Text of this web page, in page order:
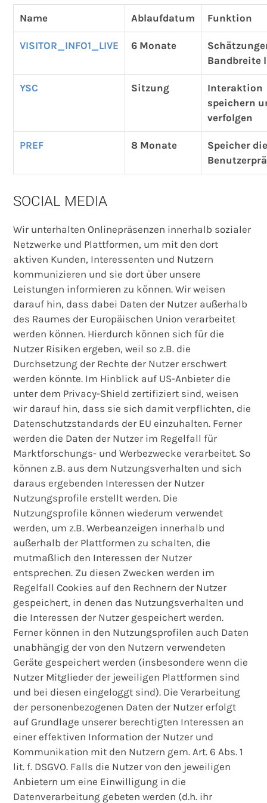
Name Ablaufdatum Funktion
VISITOR_INFO1_LIVE 6 Monate
Bandbreite
YSC Sitzung
Interaktion
speichern
verfolgen
PREF 8 Monate
Speicher
SOCIAL MEDIA
Wir unterhalten Onlinepräsenzen innerhalb sozialer
Netzwerke und Plattformen, um mit den dort
aktiven Kunden, Interessenten und Nutzern
kommunizieren und sie dort über unsere
Leistungen informieren zu können. Wir weisen
darauf hin, dass dabei Daten der Nutzer außerhalb
des Raumes der Europäischen Union verarbeitet
werden können. Hierdurch können sich für die
Nutzer Risiken ergeben, weil so z.B. die
Durchsetzung der Rechte der Nutzer erschwert
werden könnte. Im Hinblick auf US-Anbieter die
unter dem Privacy-Shield zertifiziert sind, weisen
wir darauf hin, dass sie sich damit verpflichten, die
Datenschutzstandards der EU einzuhalten. Ferner
werden die Daten der Nutzer im Regelfall für
Marktforschungs- und Werbezwecke verarbeitet. So
können z.B. aus dem Nutzungsverhalten und sich
daraus ergebenden Interessen der Nutzer
Nutzungsprofile erstellt werden. Die
Nutzungsprofile können wiederum verwendet
werden, um z.B. Werbeanzeigen innerhalb und
außerhalb der Plattformen zu schalten, die
mutmaßlich den Interessen der Nutzer
entsprechen. Zu diesen Zwecken werden im
Regelfall Cookies auf den Rechnern der Nutzer
gespeichert, in denen das Nutzungsverhalten und
die Interessen der Nutzer gespeichert werden.
Ferner können in den Nutzungsprofilen auch Daten
unabhängig der von den Nutzern verwendeten
Geräte gespeichert werden (insbesondere wenn die
Nutzer Mitglieder der jeweiligen Plattformen sind
und bei diesen eingeloggt sind). Die Verarbeitung
der personenbezogenen Daten der Nutzer erfolgt
auf Grundlage unserer berechtigten Interessen an
einer effektiven Information der Nutzer und
Kommunikation mit den Nutzern gem. Art. 6 Abs. 1
lit. f. DSGVO. Falls die Nutzer von den jeweiligen
Anbietern um eine Einwilligung in die
Datenverarbeitung gebeten werden (d.h. ihr